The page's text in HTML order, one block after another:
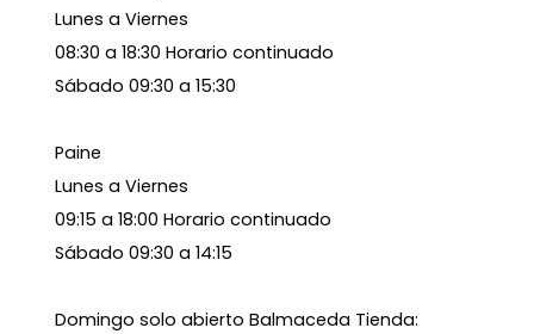
Lunes a Viernes
08:30 a 18:30 Horario continuado
Sábado 09:30 a 15:30
Paine
Lunes a Viernes
09:15 a 18:00 Horario continuado
Sábado 09:30 a 14:15
Domingo solo abierto Balmaceda Tienda: